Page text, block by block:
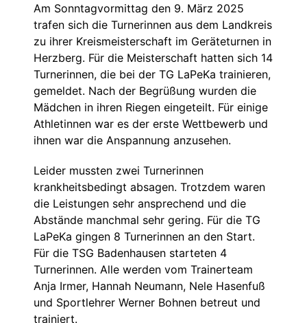
Am Sonntagvormittag den 9. März 2025
trafen sich die Turnerinnen aus dem Landkreis
zu ihrer Kreismeisterschaft im Geräteturnen in
Herzberg. Für die Meisterschaft hatten sich 14
Turnerinnen, die bei der TG LaPeKa trainieren,
gemeldet. Nach der Begrüßung wurden die
Mädchen in ihren Riegen eingeteilt. Für einige
Athletinnen war es der erste Wettbewerb und
ihnen war die Anspannung anzusehen.
Leider mussten zwei Turnerinnen
krankheitsbedingt absagen. Trotzdem waren
die Leistungen sehr ansprechend und die
Abstände manchmal sehr gering. Für die TG
LaPeKa gingen 8 Turnerinnen an den Start.
Für die TSG Badenhausen starteten 4
Turnerinnen. Alle werden vom Trainerteam
Anja Irmer, Hannah Neumann, Nele Hasenfuß
und Sportlehrer Werner Bohnen betreut und
trainiert.